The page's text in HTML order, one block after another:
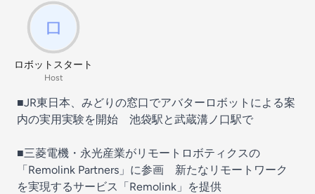
ロボットスタート
Host
■JR東日本、みどりの窓口でアバターロボットによる案
内の実用実験を開始 池袋駅と武蔵溝ノ口駅で
■三菱電機・永光産業がリモートロボティクスの
「Remolink Partners」に参画 新たなリモートワーク
を実現するサービス「Remolink」を提供